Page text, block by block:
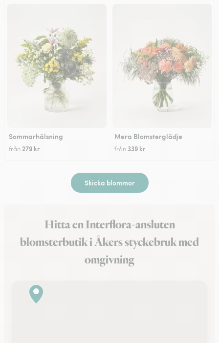
Sommarhälsning
från 279 kr
Mera Blomsterglädje
från 339 kr
Skicka blommor
Hitta en Interflora-ansluten
blomsterbutik i Åkers styckebruk med
omgivning